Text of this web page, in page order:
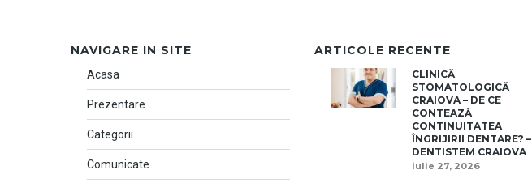
NAVIGARE IN SITE
Acasa
Prezentare
Categorii
Comunicate
ARTICOLE RECENTE
CLINICĂ
STOMATOLOGICĂ
CRAIOVA – DE CE
CONTEAZĂ
CONTINUITATEA
ÎNGRIJIRII DENTARE? –
DENTISTEM CRAIOVA
iulie 27, 2026